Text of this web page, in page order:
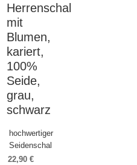
Herrenschal
mit
Blumen,
kariert,
100%
Seide,
grau,
schwarz
hochwertiger
Seidenschal
22,90 €